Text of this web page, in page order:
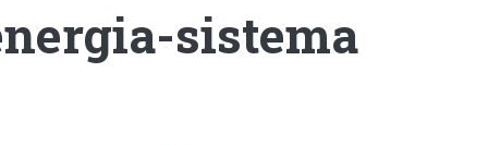
sistema